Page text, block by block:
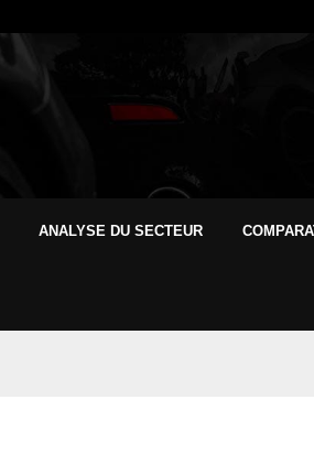
ANALYSE DU SECTEUR